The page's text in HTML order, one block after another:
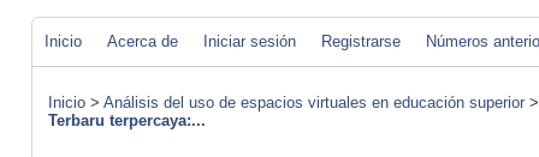
Inicio Acerca de Iniciar sesión Registrarse Números
Inicio > Análisis del uso de espacios virtuales en educación superior
Terbaru terpercaya:...